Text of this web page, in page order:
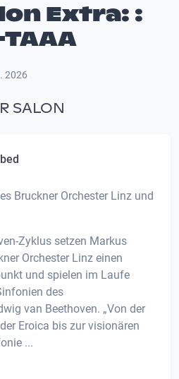
Extra: :
2026
SALON
Bruckner Orchester Linz und
Zyklus setzen Markus
Orchester Linz einen
und spielen im Laufe
des
van Beethoven. „Von der
Eroica bis zur visionären
...